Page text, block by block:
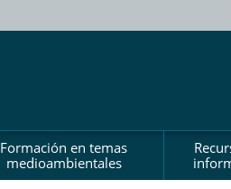
Formación en temas
medioambientales